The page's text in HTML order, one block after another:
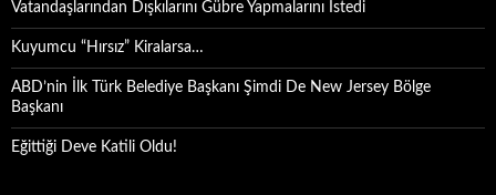
Vatandaşlarından Dışkılarını Gübre Yapmalarını İstedi
Kuyumcu “Hırsız” Kiralarsa…
ABD’nin İlk Türk Belediye Başkanı Şimdi De New Jersey Bölge
Başkanı
Eğittiği Deve Katili Oldu!